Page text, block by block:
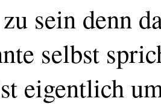
sein denn
selbst
eigentlich